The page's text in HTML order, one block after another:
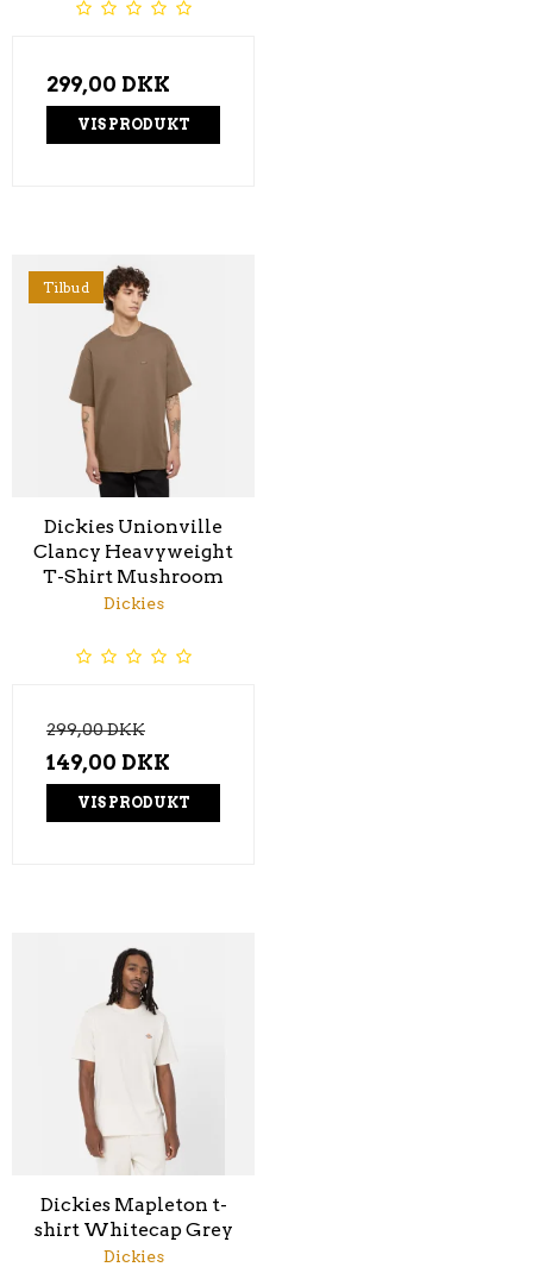
299,00 DKK
VIS PRODUKT
Tilbud
Dickies Unionville
Clancy Heavyweight
T-Shirt Mushroom
Dickies
299,00 DKK
149,00 DKK
VIS PRODUKT
Dickies Mapleton t-
shirt Whitecap Grey
Dickies